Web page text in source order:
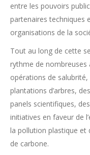
entre les pouvoirs
partenaires techniques
organisations de la
Tout au long de cette
rythme de nombreuses
opérations de
plantations d’arbres,
panels scientifiques,
initiatives en faveur de
la pollution plastique et
de carbone.